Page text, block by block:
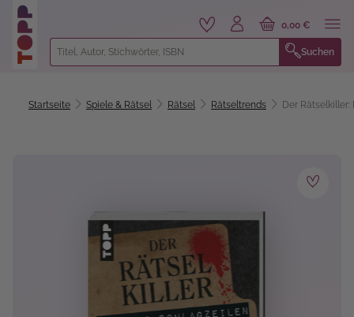
springen
Suchen
0,00 €
Startseite Spiele & Rätsel Rätsel Rätseltrends Der